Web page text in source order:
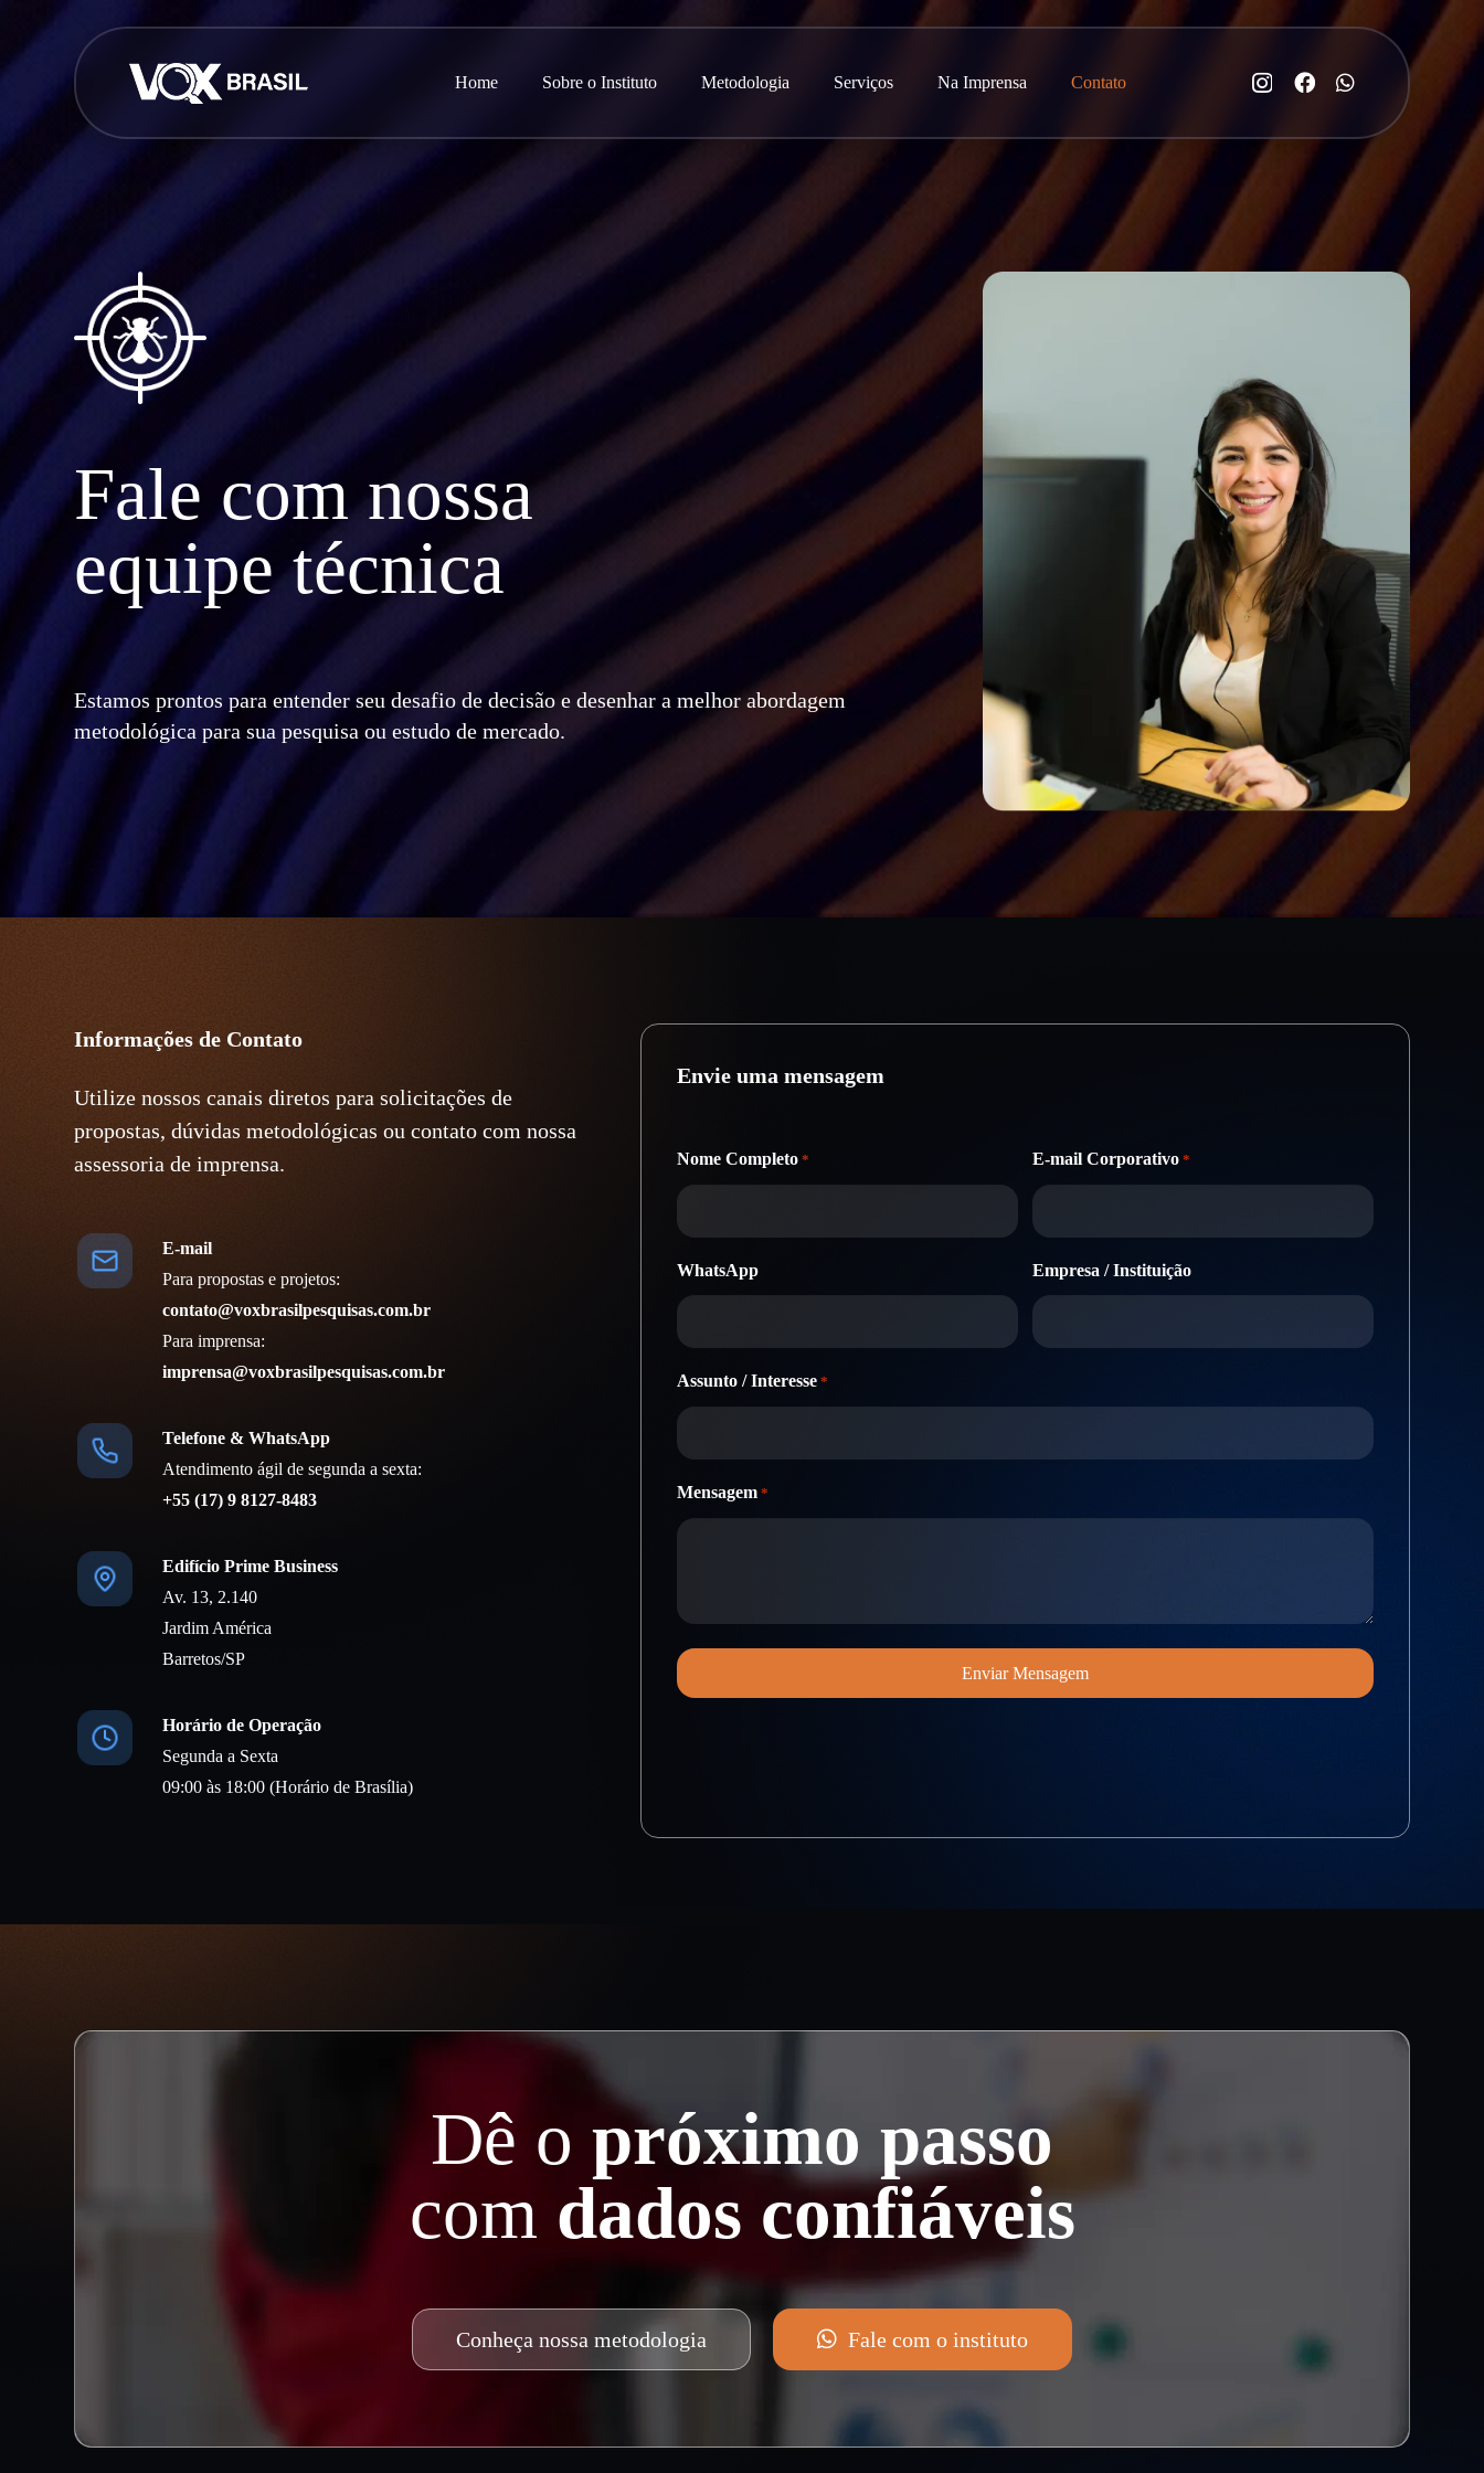
Home Sobre o Instituto Metodologia Serviços Na Imprensa Contato
Fale com nossa
equipe técnica
Estamos prontos para entender seu desafio de decisão e desenhar a melhor abordagem
metodológica para sua pesquisa ou estudo de mercado.
Informações de Contato
Utilize nossos canais diretos para solicitações de
propostas, dúvidas metodológicas ou contato com nossa
assessoria de imprensa.
E-mail
Para propostas e projetos:
contato@voxbrasilpesquisas.com.br
Para imprensa:
imprensa@voxbrasilpesquisas.com.br
Telefone & WhatsApp
Atendimento ágil de segunda a sexta:
+55 (17) 9 8127-8483
Edifício Prime Business
Av. 13, 2.140
Jardim América
Barretos/SP
Horário de Operação
Segunda a Sexta
09:00 às 18:00 (Horário de Brasília)
Envie uma mensagem
Nome Completo * E-mail Corporativo *
WhatsApp Empresa / Instituição
Assunto / Interesse *
Mensagem *
Dê o próximo passo
com dados confiáveis
Conheça nossa metodologia Fale com o instituto